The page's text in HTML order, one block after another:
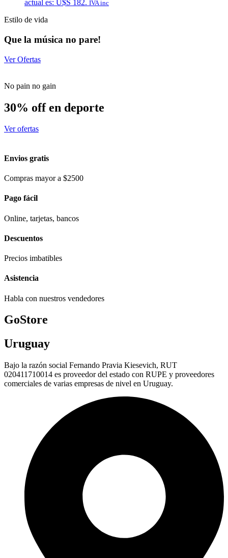
actual es: U$S 182. IVA inc
Estilo de vida
Que la música no pare!
Ver Ofertas
No pain no gain
30% off en deporte
Ver ofertas
Envios gratis
Compras mayor a $2500
Pago fácil
Online, tarjetas, bancos
Descuentos
Precios imbatibles
Asistencia
Habla con nuestros vendedores
GoStore
Uruguay
Bajo la razón social Fernando Pravia Kiesevich, RUT
020411710014 es proveedor del estado con RUPE y proveedores
comerciales de varias empresas de nivel en Uruguay.